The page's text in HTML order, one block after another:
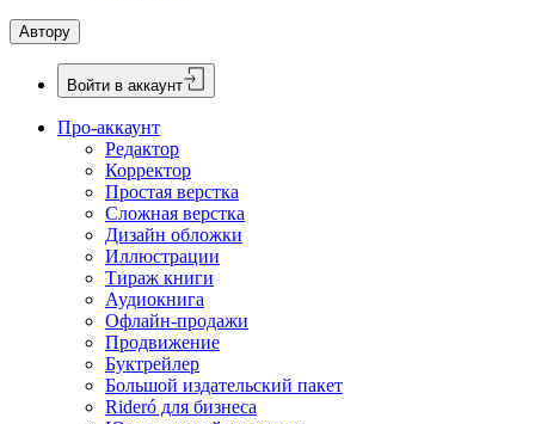
Автору
Войти в аккаунт
Про-аккаунт
Редактор
Корректор
Простая верстка
Сложная верстка
Дизайн обложки
Иллюстрации
Тираж книги
Аудиокнига
Офлайн-продажи
Продвижение
Буктрейлер
Большой издательский пакет
Rideró для бизнеса